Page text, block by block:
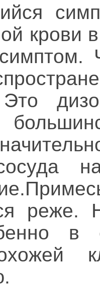
крови
реже.
в